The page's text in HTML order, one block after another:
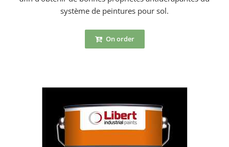
système de peintures pour sol.
On order